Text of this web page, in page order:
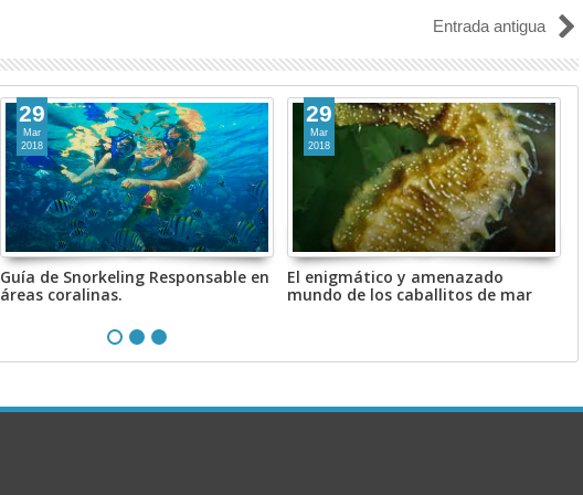
Entrada antigua
29
Mar
2018
Guía de Snorkeling Responsable en
áreas coralinas.
29
Mar
2018
El enigmático y amenazado
mundo de los caballitos de mar